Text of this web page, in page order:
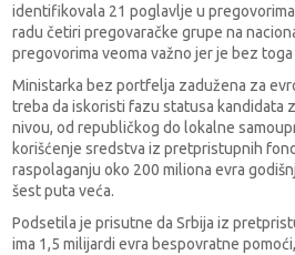
identifikovala 21 poglavlje u
radu četiri pregovaračke grupe na
pregovorima veoma važno jer je bez
Ministarka bez portfelja zadužena za
treba da iskoristi fazu statusa kandidata
nivou, od republičkog do lokalne
korišćenje sredstva iz pretpristupnih
raspolaganju oko 200 miliona evra
šest puta veća.
Podsetila je prisutne da Srbija iz
ima 1,5 milijardi evra bespovratne